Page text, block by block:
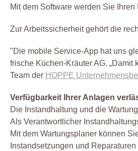
Mit dem Software werden Sie
Zur Arbeitssicherheit gehört die
"Die mobile Service-App hat uns
frische Küchen-Kräuter AG.
Team der HOPPE
Verfügbarkeit Ihrer Anlagen
Die Instandhaltung und die
Als Verantwortlicher
Mit dem Wartungsplaner können
Instandsetzungen und